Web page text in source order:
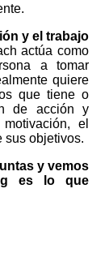
y el trabajo
actúa como
a tomar
quiere
que tiene o
de acción y
el
sus objetivos.
y vemos
es lo que